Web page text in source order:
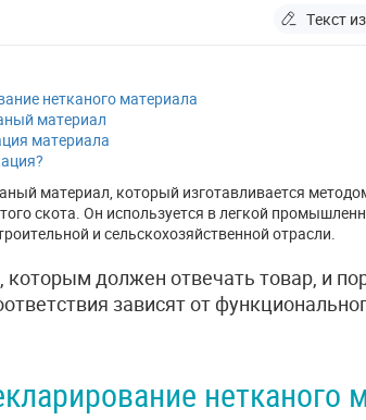
Текст
нетканого материала
материал
материала
материал, который изготавливается
скота. Он используется в легкой
и сельскохозяйственной отрасли.
которым должен отвечать товар, и
зависят от
нетканого